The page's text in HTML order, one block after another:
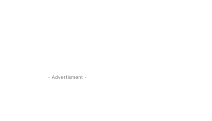
- Advertisment -